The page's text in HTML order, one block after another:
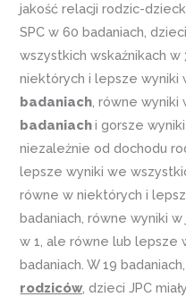
jakość relacji rodzic-
SPC w 60 badaniach,
wszystkich wskaźnikach w
niektórych i lepsze wyniki
badaniach , równe
badaniachi gorsze
niezależnie od dochodu
lepsze wyniki we
równe w niektórych i
badaniach, równe wyniki
w 1, ale równe lub lepsze
badaniach. W 19 badaniach,
rodziców, dzieci JPC